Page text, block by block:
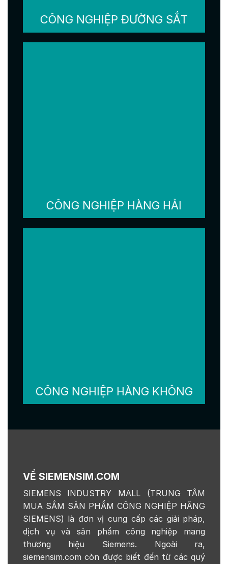
CÔNG NGHIỆP ĐƯỜNG SẮT
CÔNG NGHIỆP HÀNG HẢI
CÔNG NGHIỆP HÀNG KHÔNG
VỀ SIEMENSIM.COM
SIEMENS INDUSTRY MALL (TRUNG TÂM
MUA SẮM SẢN PHẨM CÔNG NGHIỆP HÃNG
SIEMENS) là đơn vị cung cấp các giải pháp,
dịch vụ và sản phẩm công nghiệp mang
thương hiệu Siemens. Ngoài ra,
siemensim.com còn được biết đến từ các quý